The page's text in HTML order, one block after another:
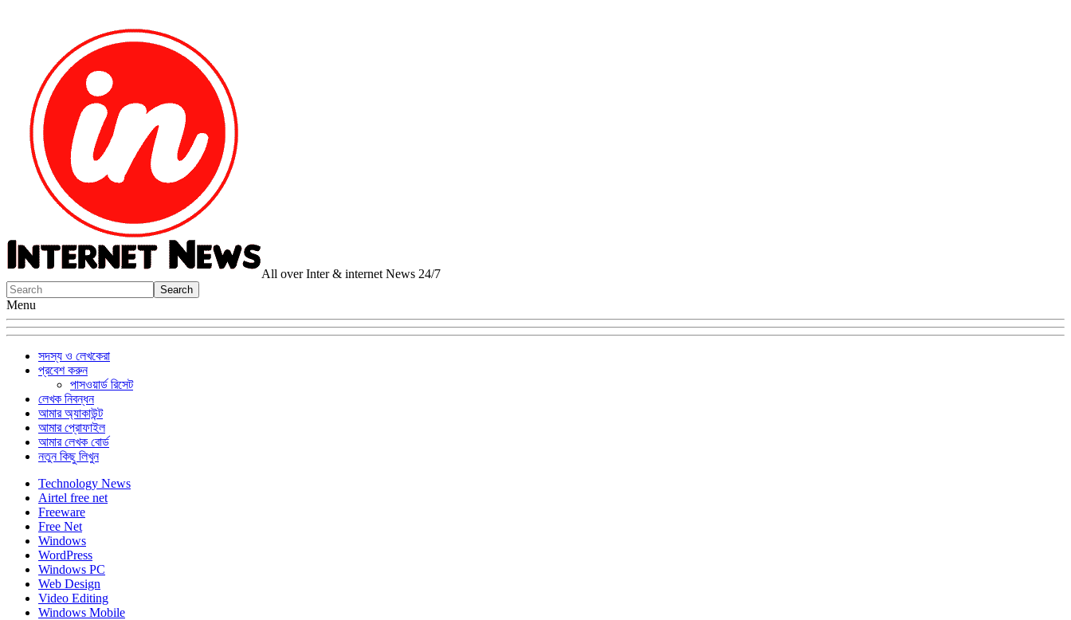
All over Inter & internet News 24/7
Menu
সদস্য ও লেখকেরা
প্রবেশ করুন
পাসওয়ার্ড রিসেট
লেখক নিবন্ধন
আমার অ্যাকাউন্ট
আমার প্রোফাইল
আমার লেখক বোর্ড
নতুন কিছু লিখুন
Technology News
Airtel free net
Freeware
Free Net
Windows
WordPress
Windows PC
Web Design
Video Editing
Windows Mobile